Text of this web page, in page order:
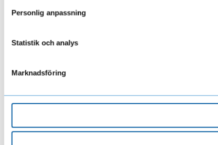
Personlig anpassning
Statistik och analys
Marknadsföring